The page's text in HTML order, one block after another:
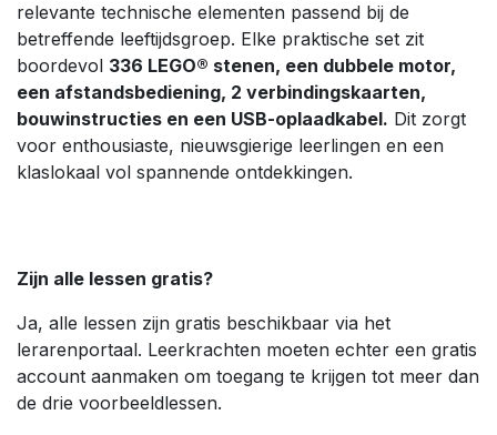
relevante technische elementen passend bij de
betreffende leeftijdsgroep. Elke praktische set zit
boordevol 336 LEGO® stenen, een dubbele motor,
een afstandsbediening, 2 verbindingskaarten,
bouwinstructies en een USB-oplaadkabel. Dit zorgt
voor enthousiaste, nieuwsgierige leerlingen en een
klaslokaal vol spannende ontdekkingen.
Zijn alle lessen gratis?
Ja, alle lessen zijn gratis beschikbaar via het
lerarenportaal. Leerkrachten moeten echter een gratis
account aanmaken om toegang te krijgen tot meer dan
de drie voorbeeldlessen.